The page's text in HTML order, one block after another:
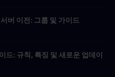
버 이전: 그룹 및 가이드
드: 규칙, 특징 및 새로운 업데이